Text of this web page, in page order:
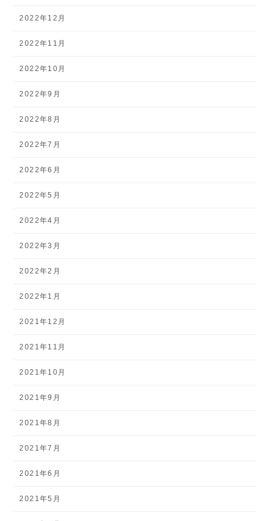
2022年12月
2022年11月
2022年10月
2022年9月
2022年8月
2022年7月
2022年6月
2022年5月
2022年4月
2022年3月
2022年2月
2022年1月
2021年12月
2021年11月
2021年10月
2021年9月
2021年8月
2021年7月
2021年6月
2021年5月